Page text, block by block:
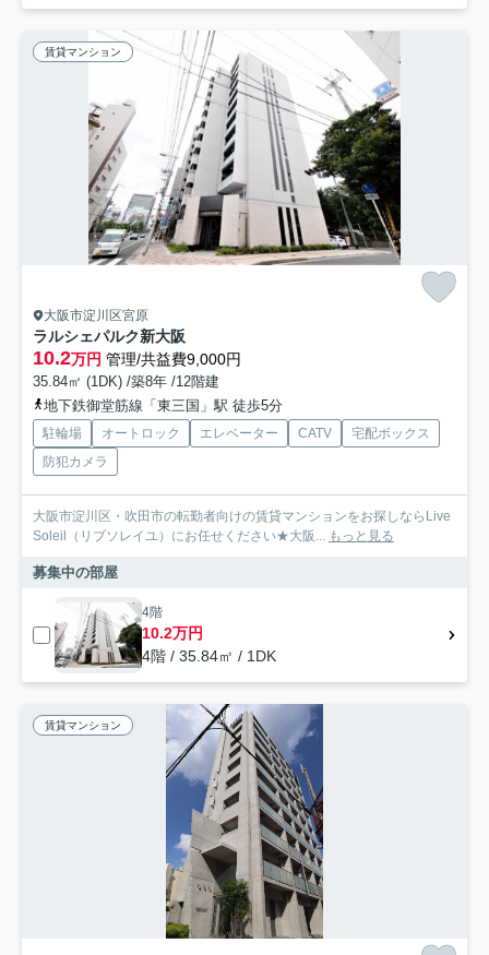
賃貸マンション
大阪市淀川区宮原
ラルシェパルク新大阪
10.2万円 管理/共益費9,000円
35.84㎡ (1DK) /築8年 /12階建
地下鉄御堂筋線「東三国」駅 徒歩5分
駐輪場 オートロック エレベーター CATV
宅配ボックス
防犯カメラ
大阪市淀川区・吹田市の転勤者向けの賃貸マンションをお探しならLive
Soleil（リブソレイユ）にお任せください★大阪... もっと見る
募集中の部屋
4階
10.2万円
4階 / 35.84㎡ / 1DK
賃貸マンション